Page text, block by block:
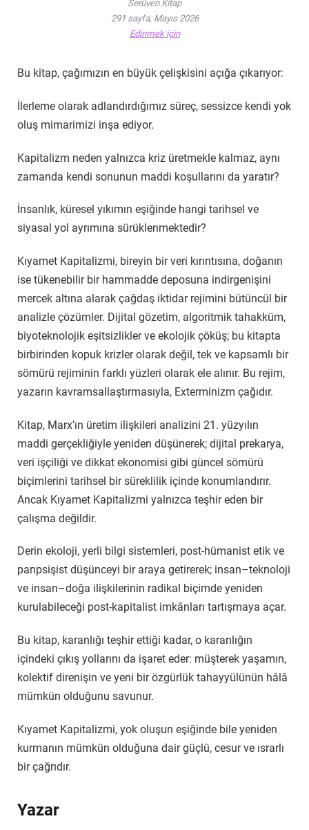
Serüven Kitap
291 sayfa, Mayıs 2026
Edinmek için
Bu kitap, çağımızın en büyük çelişkisini açığa çıkarıyor:
İlerleme olarak adlandırdığımız süreç, sessizce kendi yok
oluş mimarimizi inşa ediyor.
Kapitalizm neden yalnızca kriz üretmekle kalmaz, aynı
zamanda kendi sonunun maddi koşullarını da yaratır?
İnsanlık, küresel yıkımın eşiğinde hangi tarihsel ve
siyasal yol ayrımına sürüklenmektedir?
Kıyamet Kapitalizmi, bireyin bir veri kırıntısına, doğanın
ise tükenebilir bir hammadde deposuna indirgenişini
mercek altına alarak çağdaş iktidar rejimini bütüncül bir
analizle çözümler. Dijital gözetim, algoritmik tahakküm,
biyoteknolojik eşitsizlikler ve ekolojik çöküş; bu kitapta
birbirinden kopuk krizler olarak değil, tek ve kapsamlı bir
sömürü rejiminin farklı yüzleri olarak ele alınır. Bu rejim,
yazarın kavramsallaştırmasıyla, Exterminizm çağıdır.
Kitap, Marx’ın üretim ilişkileri analizini 21. yüzyılın
maddi gerçekliğiyle yeniden düşünerek; dijital prekarya,
veri işçiliği ve dikkat ekonomisi gibi güncel sömürü
biçimlerini tarihsel bir süreklilik içinde konumlandırır.
Ancak Kıyamet Kapitalizmi yalnızca teşhir eden bir
çalışma değildir.
Derin ekoloji, yerli bilgi sistemleri, post-hümanist etik ve
panpsişist düşünceyi bir araya getirerek; insan–teknoloji
ve insan–doğa ilişkilerinin radikal biçimde yeniden
kurulabileceği post-kapitalist imkânları tartışmaya açar.
Bu kitap, karanlığı teşhir ettiği kadar, o karanlığın
içindeki çıkış yollarını da işaret eder: müşterek yaşamın,
kolektif direnişin ve yeni bir özgürlük tahayyülünün hâlâ
mümkün olduğunu savunur.
Kıyamet Kapitalizmi, yok oluşun eşiğinde bile yeniden
kurmanın mümkün olduğuna dair güçlü, cesur ve ısrarlı
bir çağrıdır.
Yazar